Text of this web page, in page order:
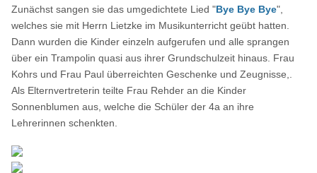
Zunächst sangen sie das umgedichtete Lied "Bye Bye Bye",
welches sie mit Herrn Lietzke im Musikunterricht geübt hatten.
Dann wurden die Kinder einzeln aufgerufen und alle sprangen
über ein Trampolin quasi aus ihrer Grundschulzeit hinaus. Frau
Kohrs und Frau Paul überreichten Geschenke und Zeugnisse,.
Als Elternvertreterin teilte Frau Rehder an die Kinder
Sonnenblumen aus, welche die Schüler der 4a an ihre
Lehrerinnen schenkten.